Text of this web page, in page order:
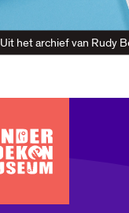
Uit het archief van Rudy